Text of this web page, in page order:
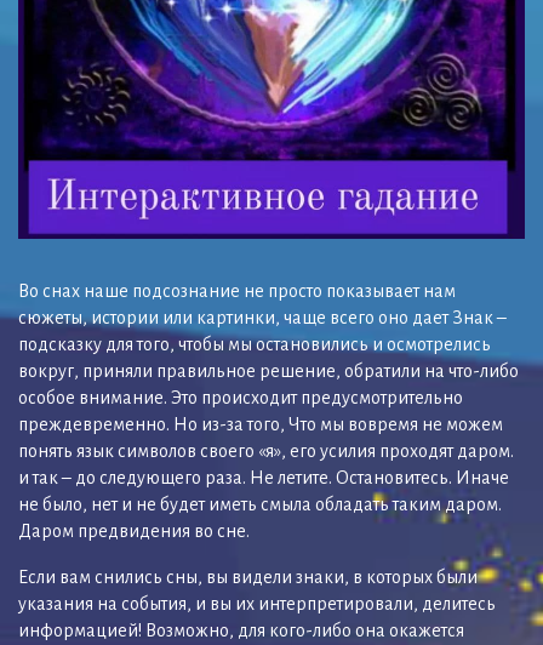
Во снах наше подсознание не просто показывает нам
сюжеты, истории или картинки, чаще всего оно дает Знак –
подсказку для того, чтобы мы остановились и осмотрелись
вокруг, приняли правильное решение, обратили на что-либо
особое внимание. Это происходит предусмотрительно
преждевременно. Но из-за того, Что мы вовремя не можем
понять язык символов своего «я», его усилия проходят даром.
и так – до следующего раза. Не летите. Остановитесь. Иначе
не было, нет и не будет иметь смыла обладать таким даром.
Даром предвидения во сне.
Если вам снились сны, вы видели знаки, в которых были
указания на события, и вы их интерпретировали, делитесь
информацией! Возможно, для кого-либо она окажется